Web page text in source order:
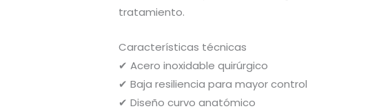
tratamiento.
Características técnicas
✔ Acero inoxidable quirúrgico
✔ Baja resiliencia para mayor control
✔ Diseño curvo anatómico